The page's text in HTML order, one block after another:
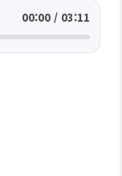
00:00 / 03:11